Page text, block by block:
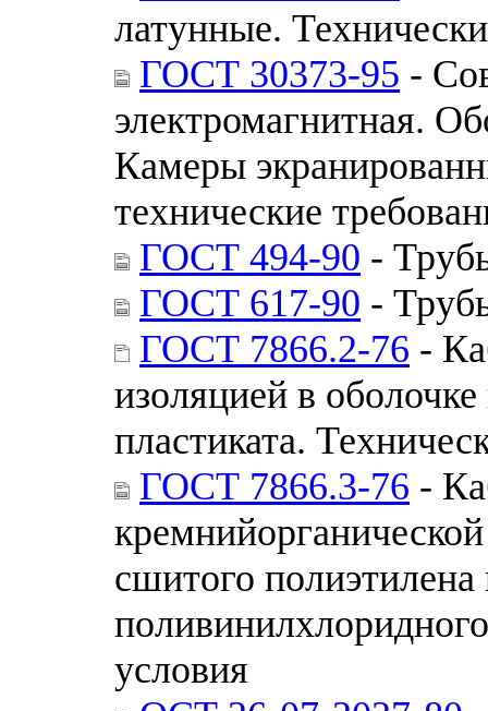
латунные.
ГОСТ 30373-95 -
электромагнитная.
Камеры
технические
ГОСТ 494-90 -
ГОСТ 617-90 -
ГОСТ 7866.2-76 -
изоляцией в
пластиката.
ГОСТ 7866.3-76 -
сшитого полиэтилена
условия